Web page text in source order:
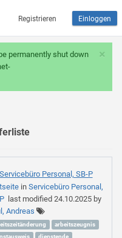
Registrieren Einloggen
×
permanently shut down
Servicebüro Personal, SB-P
in Servicebüro Personal,
last modified 24.10.2025by
Andreas
arbeitszeugnis
dienstende